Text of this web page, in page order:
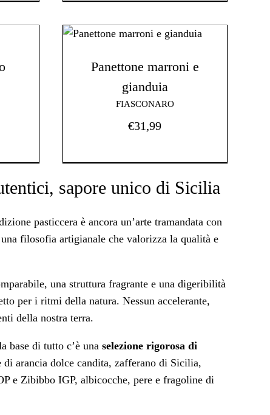
Panettone marroni e
gianduia
FIASCONARO
€31,99
sapore unico di Sicilia
pasticcera è ancora un’arte tramandata con
filosofia artigianale che valorizza la qualità e
una struttura fragrante e una digeribilità
per i ritmi della natura. Nessun accelerante,
della nostra terra.
base di tutto c’è una selezione rigorosa di
arancia dolce candita, zafferano di Sicilia,
e Zibibbo IGP, albicocche, pere e fragoline di